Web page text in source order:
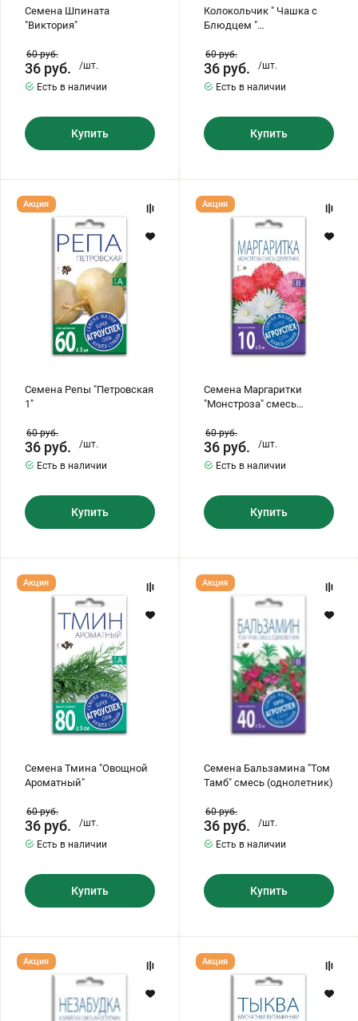
Семена Шпината
"Виктория"
60руб.
36 руб.
/шт.
Есть в наличии
Купить
Колокольчик " Чашка с
Блюдцем "
60руб.
36 руб.
/шт.
Есть в наличии
Купить
Семена
Репы
Семена Репы "Петровская
1"
Акция
60руб.
36 руб.
/шт.
Есть в наличии
Купить
Семена
Маргаритки
(двулетник)
Семена Маргаритки
"Монстроза" смесь
Акция
60руб.
36 руб.
/шт.
Есть в наличии
Купить
Семена
Тмина
Ароматный"
Семена Тмина "Овощной
Ароматный"
Акция
60руб.
36 руб.
/шт.
Есть в наличии
Купить
Семена
Бальзамина
(однолетник)
Семена Бальзамина "Том
Тамб" смесь (однолетник)
Акция
60руб.
36 руб.
/шт.
Есть в наличии
Купить
Семена
Незабудки
(многолетник)
Акция
Семена
Тыквы
Акция